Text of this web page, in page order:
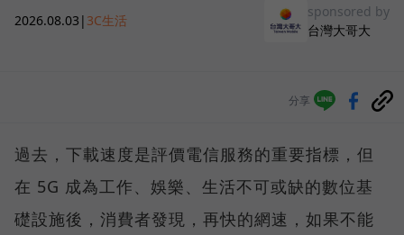
2026.08.03 | 3C生活
sponsored by
台灣大哥大
分享
過去，下載速度是評價電信服務的重要指標，但
在 5G 成為工作、娛樂、生活不可或缺的數位基
礎設施後，消費者發現，再快的網速，如果不能